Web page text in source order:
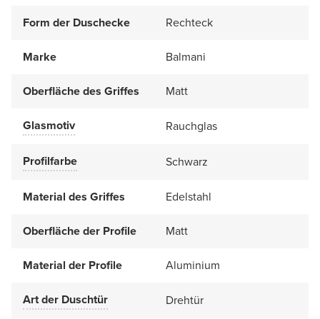
Form der Duschecke Rechteck
Marke Balmani
Oberfläche des Griffes Matt
Glasmotiv Rauchglas
Profilfarbe Schwarz
Material des Griffes Edelstahl
Oberfläche der Profile Matt
Material der Profile Aluminium
Art der Duschtür Drehtür